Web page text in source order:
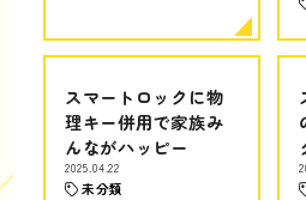
スマートロックに物
理キー併用で家族み
んながハッピー
2025.04.22
未分類